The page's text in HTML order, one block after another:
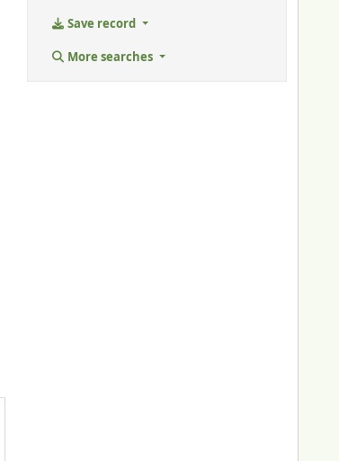
Save record
More searches